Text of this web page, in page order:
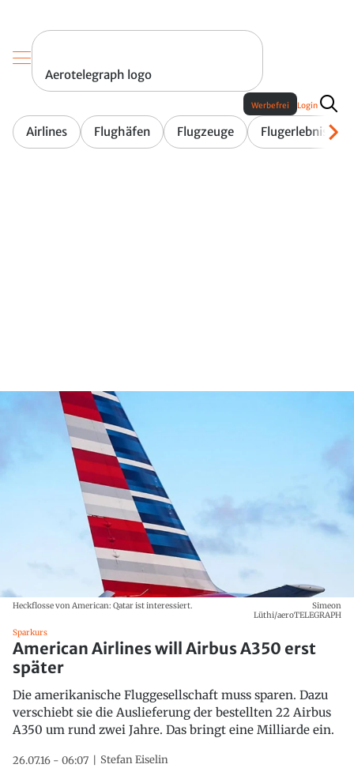
Aerotelegraph logo
Airlines Flughäfen Flugzeuge Flugerlebnis
Werbefrei Login
Heckflosse von American: Qatar ist interessiert.
Simeon
Lüthi/aeroTELEGRAPH
Sparkurs
American Airlines will Airbus A350 erst
später
Die amerikanische Fluggesellschaft muss sparen. Dazu
verschiebt sie die Auslieferung der bestellten 22 Airbus
A350 um rund zwei Jahre. Das bringt eine Milliarde ein.
26.07.16 - 06:07 Stefan Eiselin